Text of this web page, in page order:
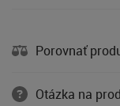
Porovnať
Otázka na